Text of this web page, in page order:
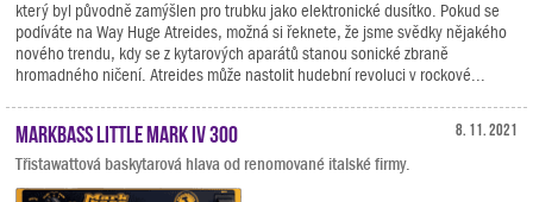
který byl původně zamýšlen pro trubku jako elektronické dusítko. Pokud se
podíváte na Way Huge Atreides, možná si řeknete, že jsme svědky nějakého
nového trendu, kdy se z kytarových aparátů stanou sonické zbraně
hromadného ničení. Atreides může nastolit hudební revoluci v rockové...
8. 11. 2021
Markbass Little Mark IV 300
Třistawattová baskytarová hlava od renomované italské firmy.